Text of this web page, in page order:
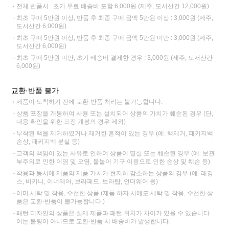
전체 반품시 : 초기 무료 배송비 포함 6,000원 (제주, 도서산간 12,000원)
최초 구매 5만원 이상, 반품 후 최종 구매 금액 5만원 이상 : 3,000원 (제주,
도서산간 6,000원)
최초 구매 5만원 이상, 반품 후 최종 구매 금액 5만원 미만 : 3,000원 (제주,
도서산간 6,000원)
최초 구매 5만원 미만, 초기 배송비 결제한 경우 : 3,000원 (제주, 도서산간
6,000원)
교환·반품 불가
제품이 도착하기 전에 교환·반품 처리는 불가능합니다.
상품 포장을 개봉하여 사용 또는 설치되어 상품의 가치가 훼손된 경우 (단,
내용 확인을 위한 포장 개봉의 경우 제외)
부착된 택을 제거하였거나 제거한 흔적이 있는 경우 (예: 택제거, 패키지백
손상, 패키지백 분실 등)
고객의 책임이 있는 사유로 인하여 상품이 멸실 또는 훼손된 경우 (예: 보관
부주의로 인한 이염 및 오염, 물놀이 기구 이용으로 인한 손상 및 훼손 등)
착용과 동시에 제품의 제품 가치가 현저히 감소하는 상품의 경우 (예: 레깅
스, 비키니, 이너웨어, 브라패드, 브라탑, 언더웨어 등)
이미 세탁 및 착용, 수선한 상품 (제품 하자 시에도 세탁 및 착용, 수선한 상
품은 교환·반품이 불가능합니다.)
패턴 디자인의 상품은 실제 제품과 패턴 위치가 차이가 있을 수 있습니다.
이는 불량이 아니므로 교환·반품 시 배송비가 발생합니다.